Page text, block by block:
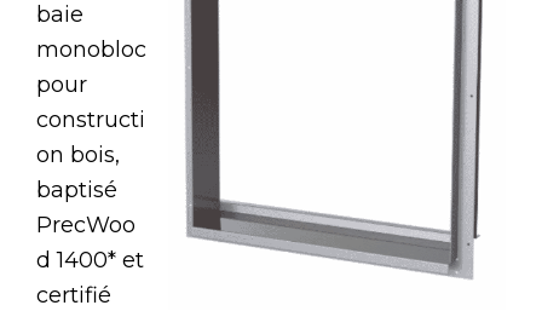
baie
monobloc
pour
constructi
on bois,
baptisé
PrecWoo
d 1400* et
certifié